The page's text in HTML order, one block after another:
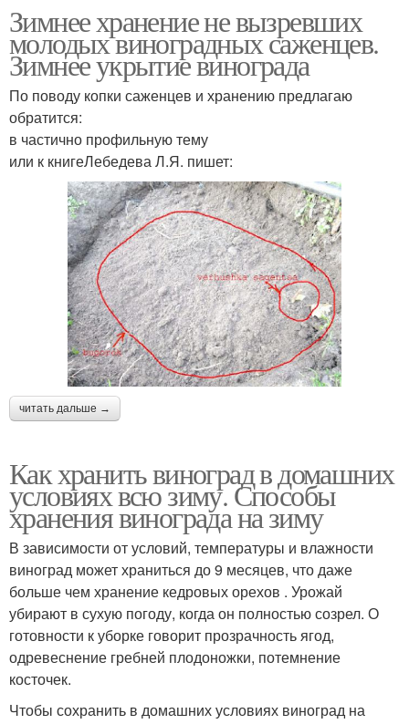
Зимнее хранение не вызревших
молодых виноградных саженцев.
Зимнее укрытие винограда
По поводу копки саженцев и хранению предлагаю
обратится:
в частично профильную тему
или к книгеЛебедева Л.Я. пишет:
читать дальше →
Как хранить виноград в домашних
условиях всю зиму. Способы
хранения винограда на зиму
В зависимости от условий, температуры и влажности
виноград может храниться до 9 месяцев, что даже
больше чем хранение кедровых орехов . Урожай
убирают в сухую погоду, когда он полностью созрел. О
готовности к уборке говорит прозрачность ягод,
одревеснение гребней плодоножки, потемнение
косточек.
Чтобы сохранить в домашних условиях виноград на